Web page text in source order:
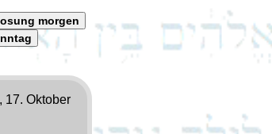
morgen
17. Oktober